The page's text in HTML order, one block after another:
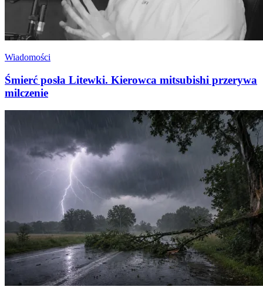
Wiadomości
Śmierć posła Litewki. Kierowca mitsubishi przerywa
milczenie